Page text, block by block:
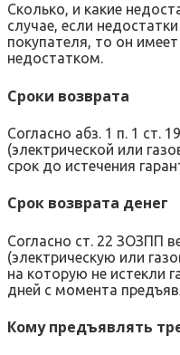
Сколько, и какие
случае, если
покупателя, то он
недостатком.
Сроки возврата
Согласно абз. 1 п. 1 ст.
(электрической или
срок до истечения
Срок возврата денег
Согласно ст. 22 ЗОЗПП
(электрическую или
на которую не истекли
дней с момента
Кому предъявлять